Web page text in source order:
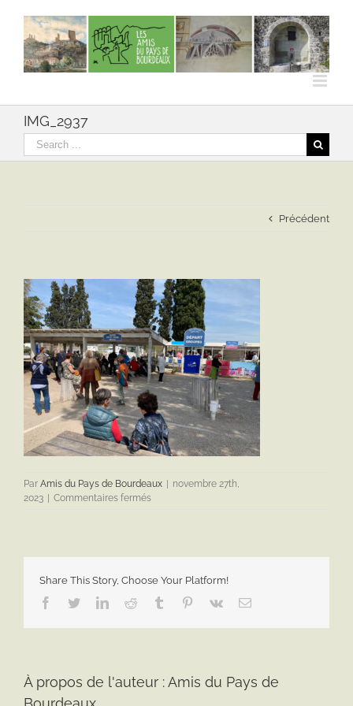
content
IMG_2937
Rechercher
Précédent
Par Amis du Pays de Bourdeaux | novembre 27th,
2023 | Commentaires ferméssur
Share This Story, Choose Your Platform!
Facebook
TwitterLinkedInReddit Tumblr Pinterest
Vk Email
À propos de l'auteur :Amis du Pays de